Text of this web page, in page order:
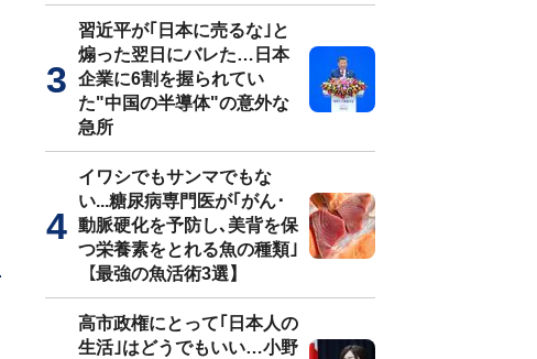
習近平が｢日本に売るな｣と
煽った翌日にバレた…日本
企業に6割を握られてい
た"中国の半導体"の意外な
急所
イワシでもサンマでもな
い...糖尿病専門医が｢がん･
動脈硬化を予防し､美背を保
つ栄養素をとれる魚の種類｣
【最強の魚活術3選】
高市政権にとって｢日本人の
生活｣はどうでもいい…小野